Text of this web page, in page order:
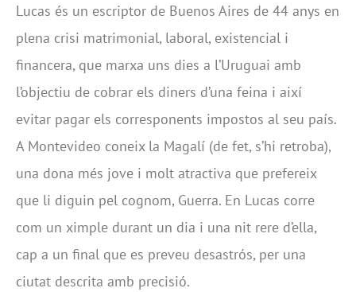
Lucas és un escriptor de Buenos Aires de 44 anys en
plena crisi matrimonial, laboral, existencial i
financera, que marxa uns dies a l’Uruguai amb
l’objectiu de cobrar els diners d’una feina i així
evitar pagar els corresponents impostos al seu país.
A Montevideo coneix la Magalí (de fet, s’hi retroba),
una dona més jove i molt atractiva que prefereix
que li diguin pel cognom, Guerra. En Lucas corre
com un ximple durant un dia i una nit rere d’ella,
cap a un final que es preveu desastrós, per una
ciutat descrita amb precisió.